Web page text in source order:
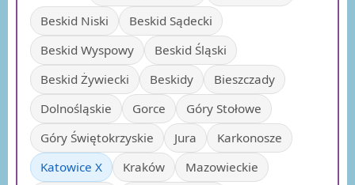
Beskid Niski
Beskid Sądecki
Beskid Wyspowy
Beskid Śląski
Beskid Żywiecki
Beskidy
Bieszczady
Dolnośląskie
Gorce
Góry Stołowe
Góry Świętokrzyskie
Jura
Karkonosze
Katowice X
Kraków
Mazowieckie